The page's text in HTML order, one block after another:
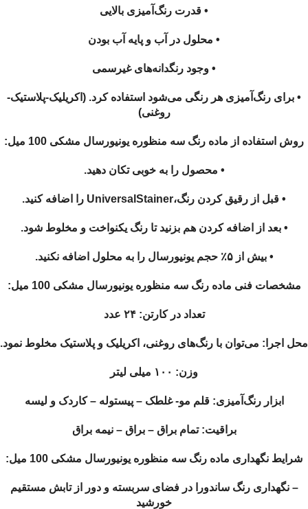
• قدرت رنگ‌آمیزی بالایی
• محلول در آب و پایه آب بودن
• وجود رنگدانه‌های غیرسمی
• برای رنگ‌آمیزی هر رنگی می‌شود استفاده کرد. (اکریلیک-پلاستیک-
روغنی)
روش استفاده از ماده رنگ سه منظوره یونیورسال مشکی 100 میل:
• محصول را به خوبی تکان دهید.
• قبل از رقیق کردن رنگ،UniversalStainer را اضافه کنید.
• بعد از اضافه کردن هم بزنید تا رنگ یکنواخت و مخلوط شود.
• بیش از ۵٪ حجم یونیورسال را به محلول اضافه نکنید.
مشخصات فنی ماده رنگ سه منظوره یونیورسال مشکی 100 میل:
تعداد در کارتن: ۲۴ عدد
محل اجرا: می‌توان با رنگ‌های روغنی، اکریلیک و پلاستیک مخلوط نمود.
وزن: ۱۰۰ میلی لیتر
ابزار رنگ‌آمیزی: قلم مو- غلطک – پیستوله – کاردک و لیسه
براقیت: تمام براق – براق – نیمه براق
شرایط نگهداری ماده رنگ سه منظوره یونیورسال مشکی 100 میل:
– نگهداری رنگ ساندورا در فضای سربسته و دور از تابش مستقیم
خورشید